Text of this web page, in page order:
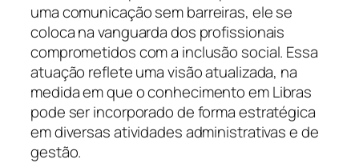
uma comunicação sem barreiras, ele se
coloca na vanguarda dos profissionais
comprometidos com a inclusão social. Essa
atuação reflete uma visão atualizada, na
medida em que o conhecimento em Libras
pode ser incorporado de forma estratégica
em diversas atividades administrativas e de
gestão.